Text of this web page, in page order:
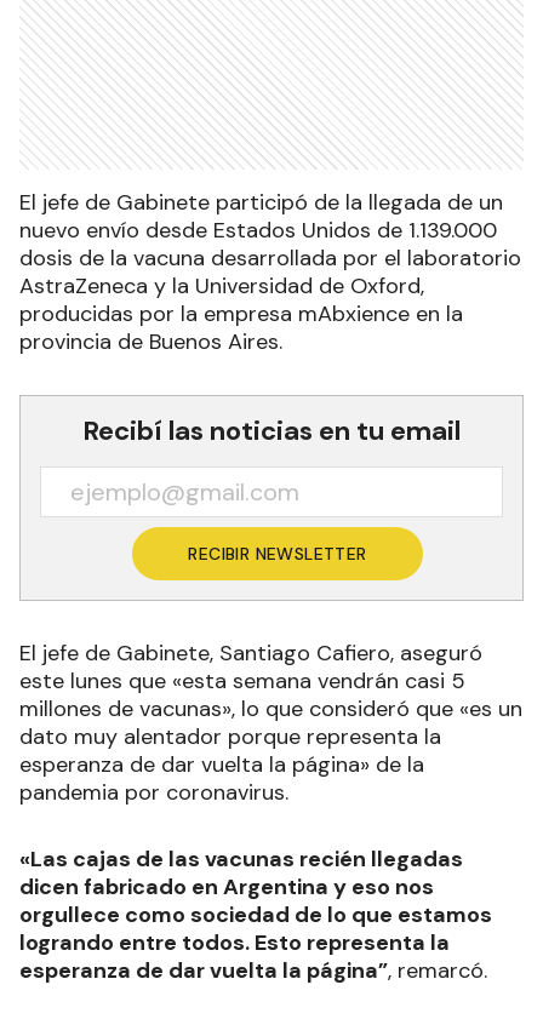
El jefe de Gabinete participó de la llegada de un
nuevo envío desde Estados Unidos de 1.139.000
dosis de la vacuna desarrollada por el laboratorio
AstraZeneca y la Universidad de Oxford,
producidas por la empresa mAbxience en la
provincia de Buenos Aires.
Recibí las noticias en tu email
RECIBIR NEWSLETTER
El jefe de Gabinete, Santiago Cafiero, aseguró
este lunes que «esta semana vendrán casi 5
millones de vacunas», lo que consideró que «es un
dato muy alentador porque representa la
esperanza de dar vuelta la página» de la
pandemia por coronavirus.
«Las cajas de las vacunas recién llegadas
dicen fabricado en Argentina y eso nos
orgullece como sociedad de lo que estamos
logrando entre todos. Esto representa la
esperanza de dar vuelta la página”, remarcó.